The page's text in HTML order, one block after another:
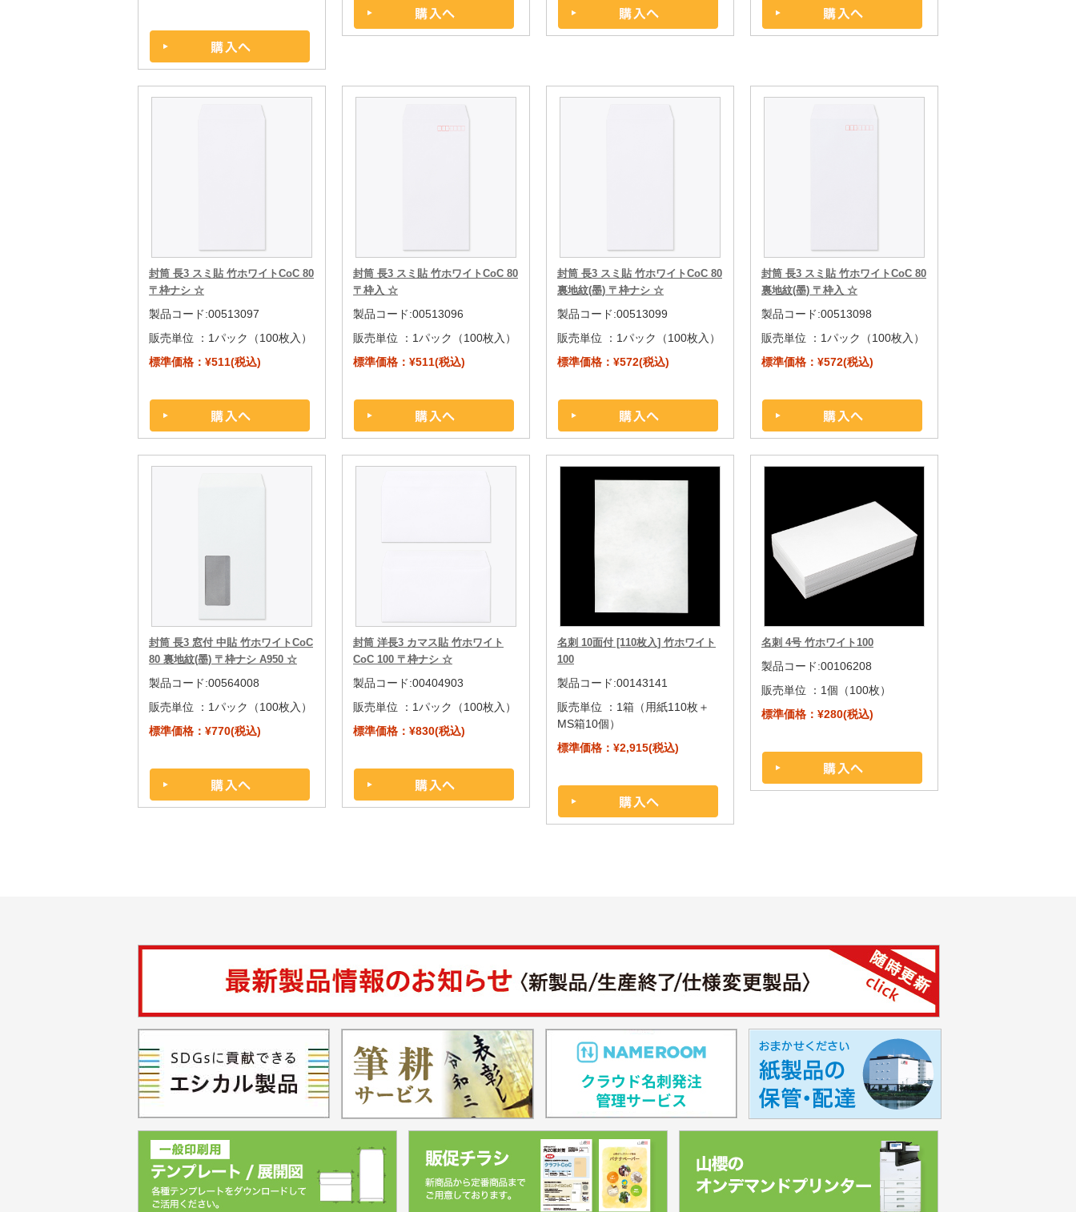
封筒 長3 スミ貼 竹ホワイトCoC 80
〒枠ナシ ☆
製品コード:00513097
販売単位 ： 1パック（100枚入）
標準価格：¥511(税込)
封筒 長3 スミ貼 竹ホワイトCoC 80
〒枠入 ☆
製品コード:00513096
販売単位 ： 1パック（100枚入）
標準価格：¥511(税込)
封筒 長3 スミ貼 竹ホワイトCoC 80
裏地紋(墨) 〒枠ナシ ☆
製品コード:00513099
販売単位 ： 1パック（100枚入）
標準価格：¥572(税込)
封筒 長3 スミ貼 竹ホワイトCoC 80
裏地紋(墨) 〒枠入 ☆
製品コード:00513098
販売単位 ： 1パック（100枚入）
標準価格：¥572(税込)
封筒 長3 窓付 中貼 竹ホワイトCoC
80 裏地紋(墨) 〒枠ナシ A950 ☆
製品コード:00564008
販売単位 ： 1パック（100枚入）
標準価格：¥770(税込)
封筒 洋長3 カマス貼 竹ホワイト
CoC 100 〒枠ナシ ☆
製品コード:00404903
販売単位 ： 1パック（100枚入）
標準価格：¥830(税込)
名刺 10面付 [110枚入] 竹ホワイト
100
製品コード:00143141
販売単位 ： 1箱（用紙110枚＋
MS箱10個）
標準価格：¥2,915(税込)
名刺 4号 竹ホワイト100
製品コード:00106208
販売単位 ： 1個（100枚）
標準価格：¥280(税込)